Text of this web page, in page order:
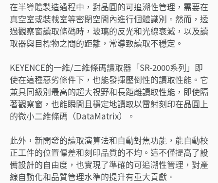
在半導體製造過程中，對晶圓的可追溯性管理，需要在
真空室或裝載室等密閉空間內進行個體識別。然而，透
過觀察窗讀取條碼時，玻璃的反光和光線衰減，以及讀
取器與目標物之間的距離，常導致讀取不穩定。
KEYENCE的一維/二維條碼讀取器「SR-2000系列」即
使在這種惡劣條件下，也能發揮壓倒性的讀取性能。它
兼具同級別最高的超大視野和長距離讀取性能，即使隔
著觀察窗，也能瞬間且穩定地讀取以雷射刻印在晶圓上
的微小二維條碼（DataMatrix）。
此外，新開發的讀取演算法和自動對焦功能，能自動校
正工件的位置偏差和刻印品質的不均。這不僅提高了設
備設計的自由度，也實現了準確的可追溯性管理，對產
線自動化和品質管理水準的提升有重大貢獻。